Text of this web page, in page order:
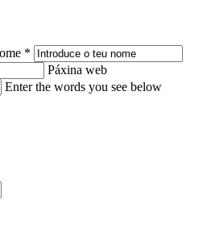
*
Páxina web
Enter the words you see below